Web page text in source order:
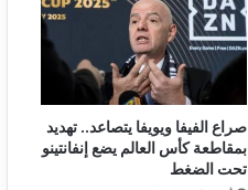
صراع الفيفا ويويفا يتصاعد.. تهديد
بمقاطعة كأس العالم يضع إنفانتينو
تحت الضغط